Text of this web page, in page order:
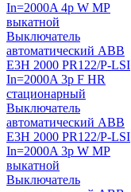
In=2000A 4p W MP
выкатной
Выключатель
автоматический ABB
E3H 2000 PR122/P-LSI
In=2000A 3p F HR
стационарный
Выключатель
автоматический ABB
E3H 2000 PR122/P-LSI
In=2000A 3p W MP
выкатной
Выключатель